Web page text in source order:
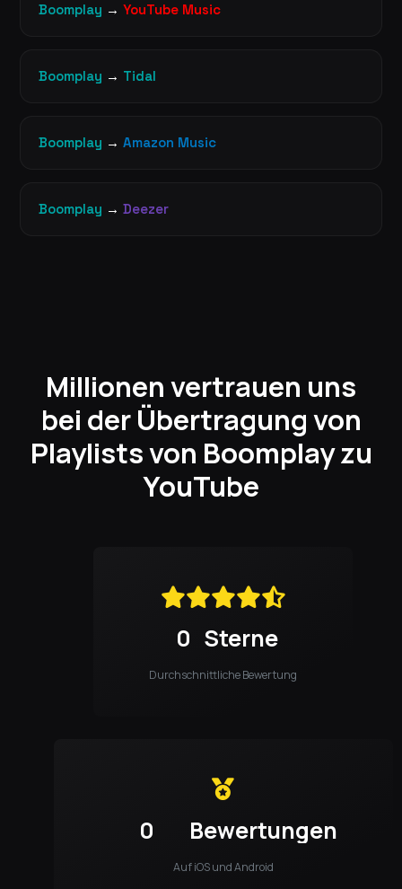
Boomplay → YouTube Music
Boomplay → Tidal
Boomplay → Amazon Music
Boomplay → Deezer
Millionen vertrauen uns
bei der Übertragung von
Playlists von Boomplay zu
YouTube
0 Sterne
Durchschnittliche Bewertung
0 Bewertungen
Auf iOS und Android